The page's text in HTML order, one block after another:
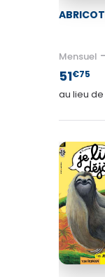
Je l'éloigne des
ABRICOT
Mensuel
51€75
au lieu de